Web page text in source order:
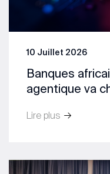
10 Juillet 2026
Banques
agentique va
Lire plus